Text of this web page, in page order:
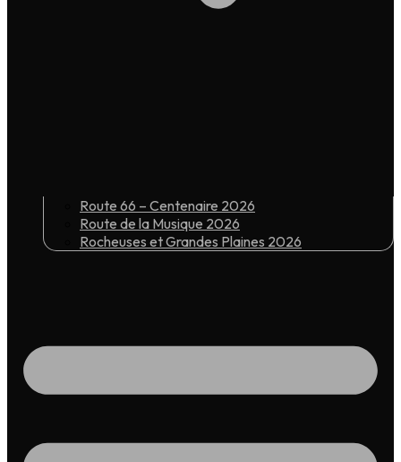
Route 66 – Centenaire 2026
Route de la Musique 2026
Rocheuses et Grandes Plaines 2026